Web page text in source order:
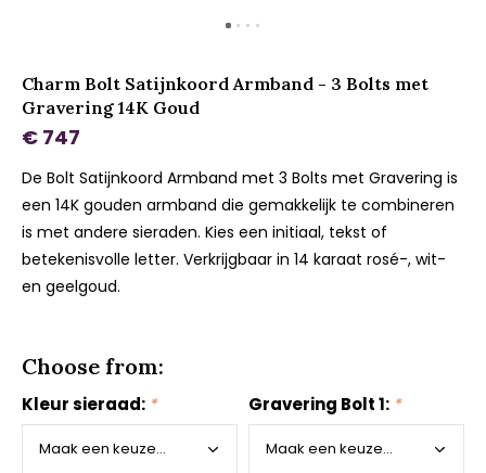
Charm Bolt Satijnkoord Armband - 3 Bolts met
Gravering 14K Goud
€ 747
De Bolt Satijnkoord Armband met 3 Bolts met Gravering is
een 14K gouden armband die gemakkelijk te combineren
is met andere sieraden. Kies een initiaal, tekst of
betekenisvolle letter. Verkrijgbaar in 14 karaat rosé-, wit-
en geelgoud.
Choose from:
Kleur sieraad: * Gravering Bolt 1: *